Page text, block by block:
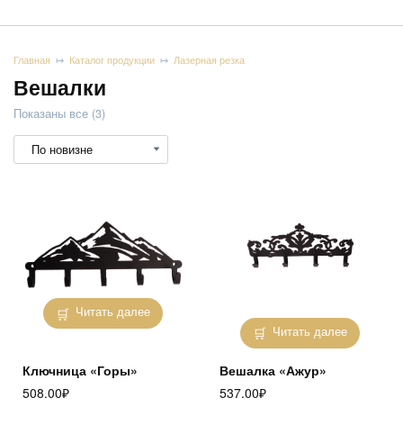
Главная Каталог продукции Лазерная резка
Вешалки
Показаны все (3)
недавние
Читать далее
Ключница «Горы»
508.00₽
Читать далее
Вешалка «Ажур»
537.00₽